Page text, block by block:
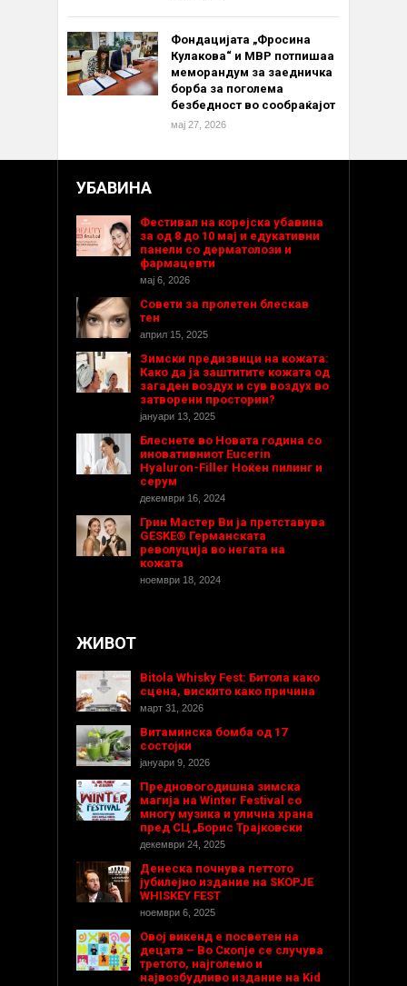
Фондацијата „Фросина
Кулакова“ и МВР потпишаа
меморандум за заедничка
борба за поголема
безбедност во сообраќајот
мај 27, 2026
УБАВИНА
Фестивал на корејска убавина
за од 8 до 10 мај и едукативни
панели со дерматолози и
фармацевти
мај 6, 2026
Совети за пролетен блескав
тен
април 15, 2025
Зимски предизвици на кожата:
Како да ја заштитите кожата од
загаден воздух и сув воздух во
затворени простории?
јануари 13, 2025
Блеснете во Новата година со
иновативниот Eucerin
Hyaluron-Filler Ноќен пилинг и
серум
декември 16, 2024
Грин Мастер Ви ја претставува
GESKE® Германската
револуција во негата на
кожата
ноември 18, 2024
ЖИВОТ
Bitola Whisky Fest: Битола како
сцена, вискито како причина
март 31, 2026
Витаминска бомба од 17
состојки
јануари 9, 2026
Предновогодишнa зимска
магија на Winter Festival со
многу музика и улична храна
пред СЦ „Борис Трајковски
декември 24, 2025
Денеска почнува петтото
јубилејно издание на SKOPJE
WHISKEY FEST
ноември 6, 2025
Овој викенд е посветен на
децата – Во Скопје се случува
третото, најголемо и
највозбудливо издание на Kid